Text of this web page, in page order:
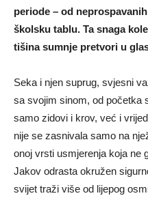
periode – od
školsku tablu. Ta snaga
tišina sumnje pretvori u
Seka i njen suprug, svjesni
sa svojim sinom, od početka
samo zidovi i krov, već i
nije se zasnivala samo na
onoj vrsti usmjerenja koja ne
Jakov odrasta okružen
svijet traži više od lijepog